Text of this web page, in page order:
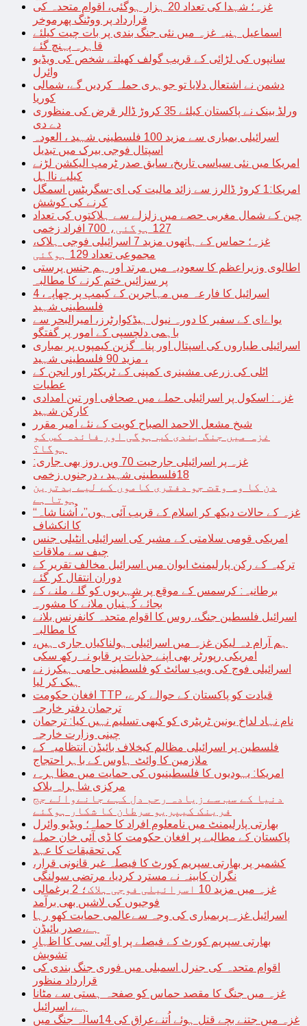
غزہ؛ شہدا کی تعداد 20 ہزار ہوگئی، اقوام متحدہ کی
قرارداد پر ووٹنگ پھرموخر
اسماعیل ہنیہ غزہ میں نئی جنگ بندی پر بات چیت کیلئے
قاہرہ پہنچ گئے
سانپوں کی لڑائی کے قریب گولف کھیلتے شخص کی ویڈیو
وائرل
دشمن نے اشتعال دلایا تو جوہری حملہ کردیں گے، شمالی
کوریا
ورلڈ بینک نے پاکستان کیلئے 35 کروڑ ڈالر قرض کی منظوری
دے دی
اسرائیلی بمباری سے مزید 100 فلسطینی شہید ، العودہ
اسپتال فوجی بیرک میں تبدیل
امریکا میں نئی سیاسی تاریخ، سابق صدر ٹرمپ الیکشن لڑنے
کیلیے نااہل
امریکا:1 کروڑ ڈالرز سے زائد مالیت کی ای-سگریٹس اسمگل
کرنے کی کوشش
چین کے شمال مغربی حصے میں زلزلے سے ہلاکتوں کی تعداد
127 ہوگئی، 700 افراد زخمی
غزہ؛ حماس کے ہاتھوں مزید 7 اسرائیلی فوجی ہلاک،
مجموعی تعداد 129 ہوگئی
اطالوی وزیراعظم کا سعودیہ میں مرتد اور ہم جنس پرستی
پر سزائیں ختم کرنے کا مطالبہ
اسرائیل کا فارعہ میں مہاجرین کے کیمپ پر چھاپہ، 4
فلسطینی شہید
یواےای کے سفیر کا دورہ نیول ہیڈکوارٹرز، امیرالبحر سے
باہمی دلچسپی کے امور پر گفتگو
اسرائیلی طیاروں کی اسپتال اور پناہ گزین کیمپوں پر بمباری
، مزید 90 فلسطینی شہید
اٹلی کی زرعی مشینری کمپنی کے ٹریکٹر اور انجن کے
عطیات
غزہ: اسکول پر اسرائیلی حملے میں صحافی اور تین امدادی
کارکن شہید
شیخ مشعل الاحمد الصباح کویت کے نئے امیر مقرر
غزہ میں جنگ بندی کب ہوگی اور فائدہ کس کو
ہوگا؟
غزہ پر اسرائیلی جارحیت 70 ویں روز بھی جاری:
18فلسطینی شہید ، درجنوں زخمی
دن کا وہ وقت جو دفتری کاموں کے لیے بدترین
ہوتا ہے
“غزہ کے حالات دیکھ کر اسلام کے قریب آئی ہوں”، اُشنا شاہ
کا انکشاف
امریکی قومی سلامتی کے مشیر کی اسرائیلی انٹیلی جنس
چیف سے ملاقات
ترکیہ کے رکن پارلیمنٹ ایوان میں اسرائیل مخالف تقریر کے
دوران انتقال کر گئے
برطانیہ: کرسمس کے موقع پر شہریوں کو گلے ملنے کے
بجائے کُہنیاں ملانے کا مشورہ
اسرائیل فلسطین جنگ، روس کا اقوام متحدہ کانفرنس بلانے
کا مطالبہ
ہم آرام دہ لیکن غزہ میں اسرائیلی ہولناکیاں جاری ہیں،
امریکی رپورٹر بھی اپنے جذبات پر قابو نہ رکھ سکی
اسرائیلی فوج کی ویب سائٹ کو فلسطینی حامی ہیکرز نے
ہیک کر لیا
افغان حکومت TTP قیادت کو پاکستان کے حوالے کرے،
ترجمان دفتر خارجہ
نام نہاد لداخ یونین ٹریٹری کو کبھی تسلیم نہیں کیا: ترجمان
چینی وزارت خارجہ
فلسطین پر اسرائیلی مظالم کیخلاف بائیڈن انتظامیہ کے
ملازمین کا وائٹ ہاوس کے باہر احتجاج
امریکا: یہودیوں کا فلسطینیوں کی حمایت میں مظاہرہ،
مرکزی شاہراہ بلاک
دنیا کے سب سے زیادہ رحم دل کہے جانےوالے جج
فرینک کیپریو سرطان کا شکار ہوگئے
بھارتی پارلیمنٹ میں نامعلوم افراد کا حملہ؛ ویڈیو وائرل
پاکستان کے مطالبے پر افغان حکومت کا ڈی آئی خان حملے
کی تحقیقات کا عہد
کشمیر پر بھارتی سپریم کورٹ کا فیصلہ غیر قانونی قرار،
نگران کابینہ نے مسترد کردیا، مرتضی سولنگی
غزہ میں مزید 10 اسرائیلی فوجی ہلاک؛ 2 یرغمالی
فوجیوں کی لاشیں بھی برآمد
اسرائیل غزہ پربمباری کی وجہ سےعالمی حمایت کھو رہا
ہے،صدر بائیڈن
بھارتی سپریم کورٹ کے فیصلے پر او آئی سی کا اظہارِ
تشویش
اقوام متحدہ کی جنرل اسمبلی میں فوری جنگ بندی کی
قرارداد منظور
غزہ میں جنگ کا مقصد حماس کو صفحہ ہستی سے مٹانا
ہے، اسرائیل
غزہ میں جتنے بچے قتل ہوئے اُتنےعراق کی 14سالہ جنگ میں